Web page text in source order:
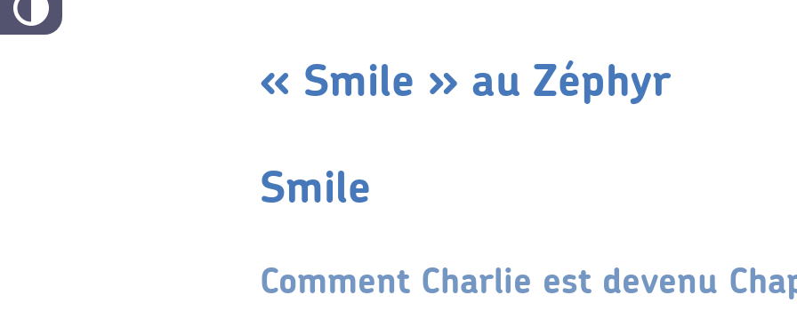
« Smile » au Zéphyr
Smile
Comment Charlie est devenu